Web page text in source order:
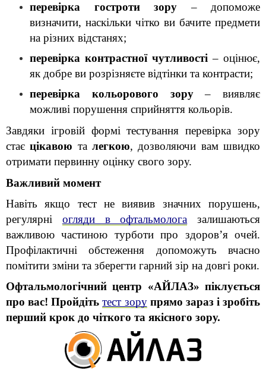
перевірка гостроти зору – допоможе
визначити, наскільки чітко ви бачите предмети
на різних відстанях;
перевірка контрастної чутливості – оцінює,
як добре ви розрізняєте відтінки та контрасти;
перевірка кольорового зору – виявляє
можливі порушення сприйняття кольорів.
Завдяки ігровій формі тестування перевірка зору
стає цікавою та легкою, дозволяючи вам швидко
отримати первинну оцінку свого зору.
Важливий момент
Навіть якщо тест не виявив значних порушень,
регулярні огляди в офтальмолога залишаються
важливою частиною турботи про здоров’я очей.
Профілактичні обстеження допоможуть вчасно
помітити зміни та зберегти гарний зір на довгі роки.
Офтальмологічний центр «АЙЛАЗ» піклується
про вас! Пройдіть тест зору прямо зараз і зробіть
перший крок до чіткого та якісного зору.